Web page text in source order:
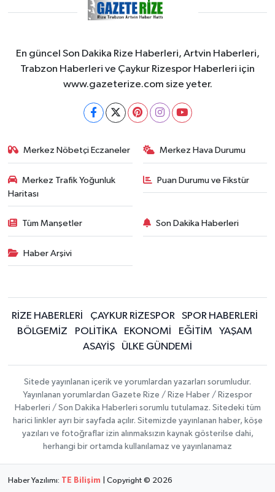
En güncel Son Dakika Rize Haberleri, Artvin Haberleri,
Trabzon Haberleri ve Çaykur Rizespor Haberleri için
www.gazeterize.com size yeter.
Merkez Nöbetçi Eczaneler Merkez Hava Durumu
Merkez Trafik Yoğunluk
Haritası
Puan Durumu ve Fikstür
Tüm Manşetler Son Dakika Haberleri
Haber Arşivi
RİZE HABERLERİ ÇAYKUR RİZESPOR
SPOR HABERLERİ
BÖLGEMİZ
POLİTİKA EKONOMİ EĞİTİM
YAŞAM
ASAYİŞ
ÜLKE GÜNDEMİ
Sitede yayınlanan içerik ve yorumlardan yazarları sorumludur.
Yayınlanan yorumlardan Gazete Rize / Rize Haber / Rizespor
Haberleri / Son Dakika Haberleri sorumlu tutulamaz. Sitedeki tüm
harici linkler ayrı bir sayfada açılır. Sitemizde yayınlanan haber, köşe
yazıları ve fotoğraflar izin alınmaksızın kaynak gösterilse dahi,
herhangi bir ortamda kullanılamaz ve yayınlanamaz
Haber Yazılımı: TE Bilişim | Copyright © 2026